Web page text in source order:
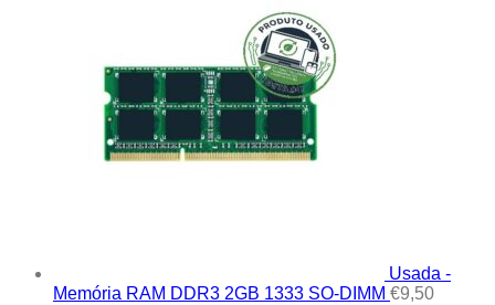
Usada -
Memória RAM DDR3 2GB 1333 SO-DIMM €9,50